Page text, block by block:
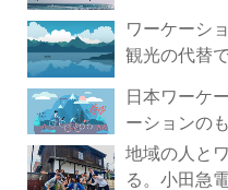
ワーケーシ
観光の代替
日本ワーケ
ーションの
地域の人と
る。小田急